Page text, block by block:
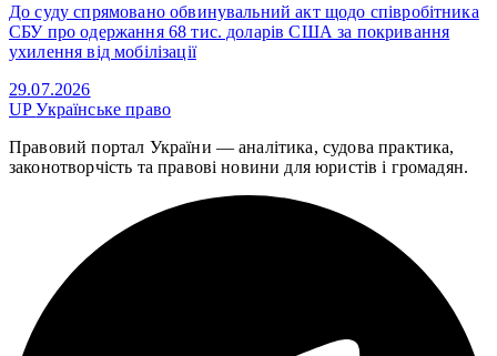
До суду спрямовано обвинувальний акт щодо співробітника
СБУ про одержання 68 тис. доларів США за покривання
ухилення від мобілізації
29.07.2026
UPУкраїнське право
Правовий портал України — аналітика, судова практика,
законотворчість та правові новини для юристів і громадян.